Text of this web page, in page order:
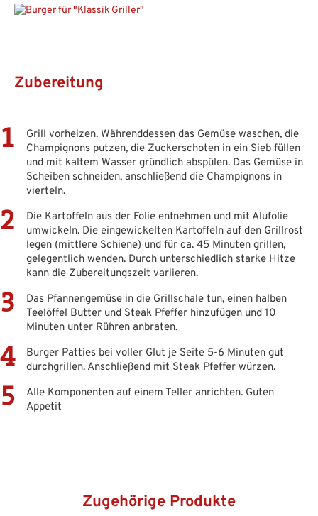
Zubereitung
Grill vorheizen. Währenddessen das Gemüse waschen, die
Champignons putzen, die Zuckerschoten in ein Sieb füllen
und mit kaltem Wasser gründlich abspülen. Das Gemüse in
Scheiben schneiden, anschließend die Champignons in
vierteln.
Die Kartoffeln aus der Folie entnehmen und mit Alufolie
umwickeln. Die eingewickelten Kartoffeln auf den Grillrost
legen (mittlere Schiene) und für ca. 45 Minuten grillen,
gelegentlich wenden. Durch unterschiedlich starke Hitze
kann die Zubereitungszeit variieren.
Das Pfannengemüse in die Grillschale tun, einen halben
Teelöffel Butter und Steak Pfeffer hinzufügen und 10
Minuten unter Rühren anbraten.
Burger Patties bei voller Glut je Seite 5-6 Minuten gut
durchgrillen. Anschließend mit Steak Pfeffer würzen.
Alle Komponenten auf einem Teller anrichten. Guten
Appetit
Produktgalerie überspringen
Zugehörige Produkte